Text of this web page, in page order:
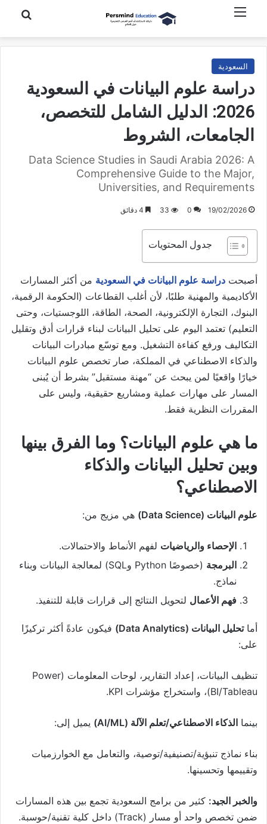
بحث عن
السعودية
دراسة علوم البيانات في السعودية
2026: الدليل الشامل للتخصص،
الجامعات، الشروط
Data Science Studies in Saudi Arabia 2026: A
Comprehensive Guide to the Major,
Universities, and Requirements
19/02/2026
0
33
جدول المحتويات
أصبحت دراسة علوم البيانات في السعودية من أكثر المسارات
الأكاديمية والمهنية طلبًا، لأن أغلب القطاعات (الحكومة الرقمية،
البنوك، التجارة الإلكترونية، الصحة، الطاقة، اللوجستيات، وحتى
التعليم) تعتمد اليوم على تحليل البيانات لبناء قرارات أدق وتقليل
التكاليف ورفع كفاءة التشغيل. ومع توسّع مبادرات البيانات
والذكاء الاصطناعي في المملكة، صار تخصص علوم البيانات
خيارًا واقعيًا لمن يبحث عن “مهنة مستقبل” بشرط أن يُبنى
المسار على مهارات عملية ومشاريع حقيقية، وليس على
المقررات النظرية فقط.
ما هي علوم البيانات؟ وما الفرق بينها
وبين تحليل البيانات والذكاء
الاصطناعي؟
علوم البيانات (Data Science) هي مزيج من:
الإحصاء والرياضيات لفهم الأنماط والاحتمالات.
البرمجة
(خصوصًا Python وSQL) لمعالجة البيانات وبناء
نماذج.
فهم الأعمال لتحويل النتائج إلى قرارات قابلة للتنفيذ.
أماتحليل البيانات (Data Analytics)
فيكون عادةً أكثر تركيزًا
على:
تنظيف البيانات، إعداد التقارير، لوحات المعلومات (Power
BI/Tableau)، واستخراج مؤشرات KPI.
بينما الذكاء الاصطناعي/تعلم الآلة (AI/ML) يميل إلى:
بناء نماذج تنبؤية/تصنيفية/توصية، والتعامل مع الخوارزميات
وتقييمها وتحسينها.
والخبر الجيد: كثير من برامج السعودية تجمع بين هذه المسارات
ضمن تخصص واحد أو مسار (Track) داخل كلية تقنية/حوسبة.